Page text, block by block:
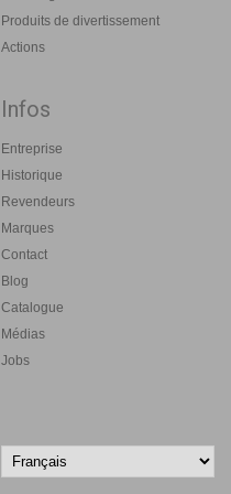
Produits de divertissement
Actions
Infos
Entreprise
Historique
Revendeurs
Marques
Contact
Blog
Catalogue
Médias
Jobs